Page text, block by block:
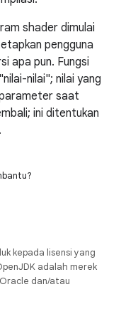
shader dimulai
pengguna
apa pun. Fungsi
nilai"; nilai yang
saat
ini ditentukan
.
kepada lisensi yang
adalah merek
dan/atau